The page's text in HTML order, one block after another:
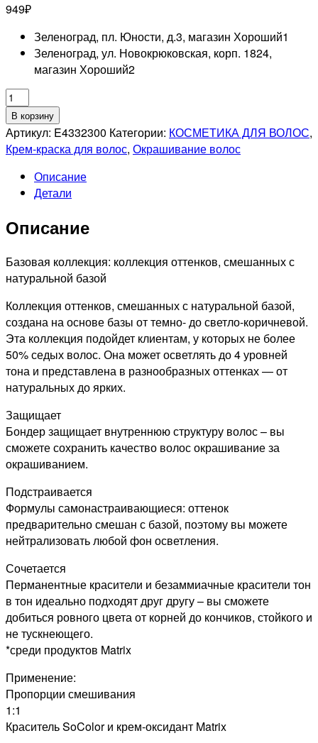
949₽
Зеленоград, пл. Юности, д.3, магазин Хороший1
Зеленоград, ул. Новокрюковская, корп. 1824,
магазин Хороший2
Количество
товара
MATRIX
PROFESSIONAL
SOCOLOR
PRE-
СТОЙКАЯ
КРАСКА
ДЛЯ
ПРОЗРАЧНЫЙ
ОТТЕНОК,
90мл
В корзину
Артикул: E4332300 Категории: КОСМЕТИКА ДЛЯ ВОЛОС,
Крем-краска для волос, Окрашивание волос
Описание
Детали
Описание
Базовая коллекция: коллекция оттенков, смешанных с
натуральной базой
Коллекция оттенков, смешанных с натуральной базой,
создана на основе базы от темно- до светло-коричневой.
Эта коллекция подойдет клиентам, у которых не более
50% седых волос. Она может осветлять до 4 уровней
тона и представлена в разнообразных оттенках — от
натуральных до ярких.
Защищает
Бондер защищает внутреннюю структуру волос – вы
сможете сохранить качество волос окрашивание за
окрашиванием.
Подстраивается
Формулы самонастраивающиеся: оттенок
предварительно смешан с базой, поэтому вы можете
нейтрализовать любой фон осветления.
Сочетается
Перманентные красители и безаммиачные красители тон
в тон идеально подходят друг другу – вы сможете
добиться ровного цвета от корней до кончиков, стойкого и
не тускнеющего.
*среди продуктов Matrix
Применение:
Пропорции смешивания
1:1
Краситель SoColor и крем-оксидант Matrix